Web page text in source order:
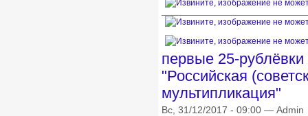
первые 25-рублёвки
"Российская
мультипликация"
Вс, 31/12/2017 - 09:00 — Admin